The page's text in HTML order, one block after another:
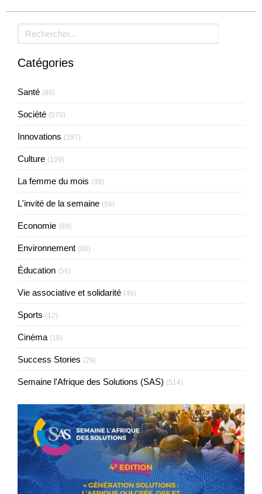
Rechercher
Catégories
Santé (80)
Société (570)
Innovations (197)
Culture (109)
La femme du mois (39)
L'invité de la semaine (56)
Economie (89)
Environnement (60)
Éducation (56)
Vie associative et solidarité (46)
Sports (12)
Cinéma (18)
Success Stories (29)
Semaine l'Afrique des Solutions (SAS) (514)